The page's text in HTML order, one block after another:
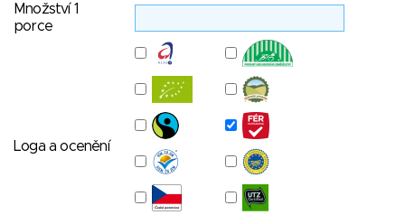
Množství 1
porce
Loga a ocenění